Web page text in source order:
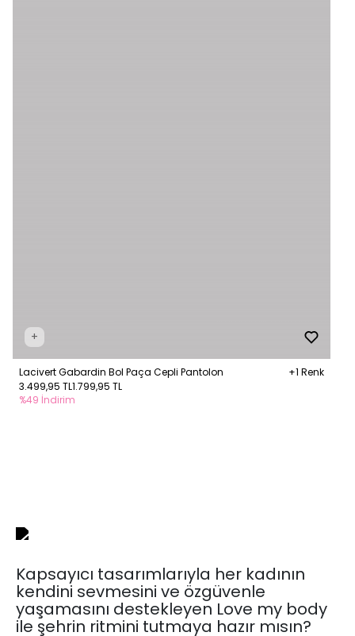
+
Lacivert Gabardin Bol Paça Cepli Pantolon
+1 Renk
3.499,95 TL1.799,95 TL
%49 İndirim
Kapsayıcı tasarımlarıyla her kadının
kendini sevmesini ve özgüvenle
yaşamasını destekleyen Love my body
ile şehrin ritmini tutmaya hazır mısın?